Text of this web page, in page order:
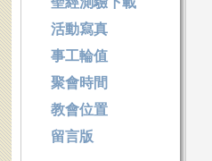
活動寫真
事工輪值
聚會時間
教會位置
留言版